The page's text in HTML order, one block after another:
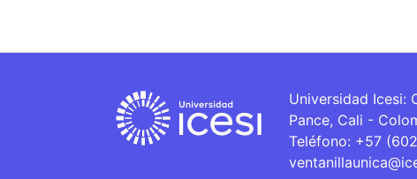
Universidad Icesi:
Pance, Cali -
Teléfono: +57